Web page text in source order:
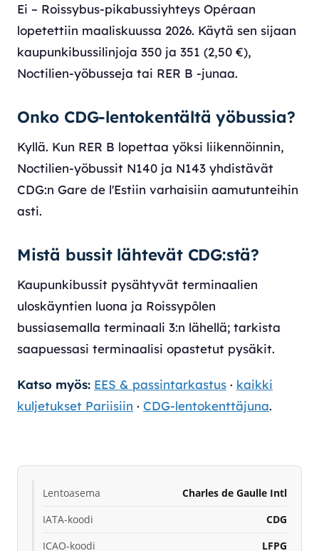
Ei – Roissybus-pikabussiyhteys Opéraan
lopetettiin maaliskuussa 2026. Käytä sen sijaan
kaupunkibussilinjoja 350 ja 351 (2,50 €),
Noctilien-yöbusseja tai RER B -junaa.
Onko CDG-lentokentältä yöbussia?
Kyllä. Kun RER B lopettaa yöksi liikennöinnin,
Noctilien-yöbussit N140 ja N143 yhdistävät
CDG:n Gare de l'Estiin varhaisiin aamutunteihin
asti.
Mistä bussit lähtevät CDG:stä?
Kaupunkibussit pysähtyvät terminaalien
uloskäyntien luona ja Roissypôlen
bussiasemalla terminaali 3:n lähellä; tarkista
saapuessasi terminaalisi opastetut pysäkit.
Katso myös: EES & passintarkastus · kaikki
kuljetukset Pariisiin · CDG-lentokenttäjuna.
Lentoasema
Charles de Gaulle Intl
IATA-koodi
CDG
ICAO-koodi
LFPG